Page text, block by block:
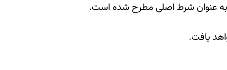
به عنوان شرط اصلی مطرح شده است.